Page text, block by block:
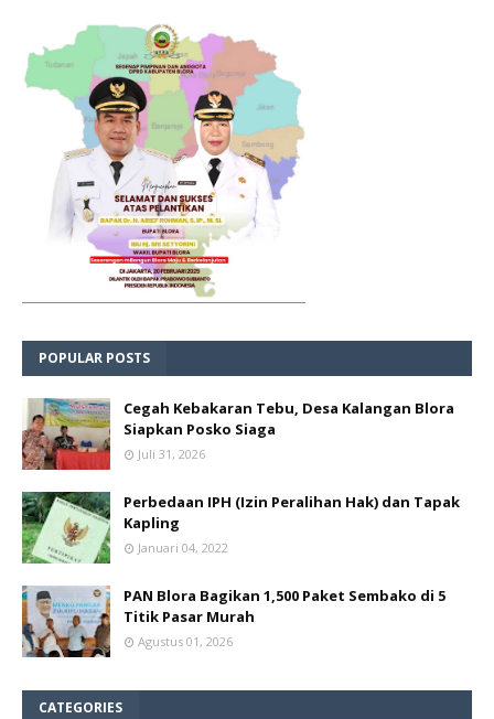
POPULAR POSTS
Cegah Kebakaran Tebu, Desa Kalangan Blora
Siapkan Posko Siaga
Juli 31, 2026
Perbedaan IPH (Izin Peralihan Hak) dan Tapak
Kapling
Januari 04, 2022
PAN Blora Bagikan 1,500 Paket Sembako di 5
Titik Pasar Murah
Agustus 01, 2026
CATEGORIES